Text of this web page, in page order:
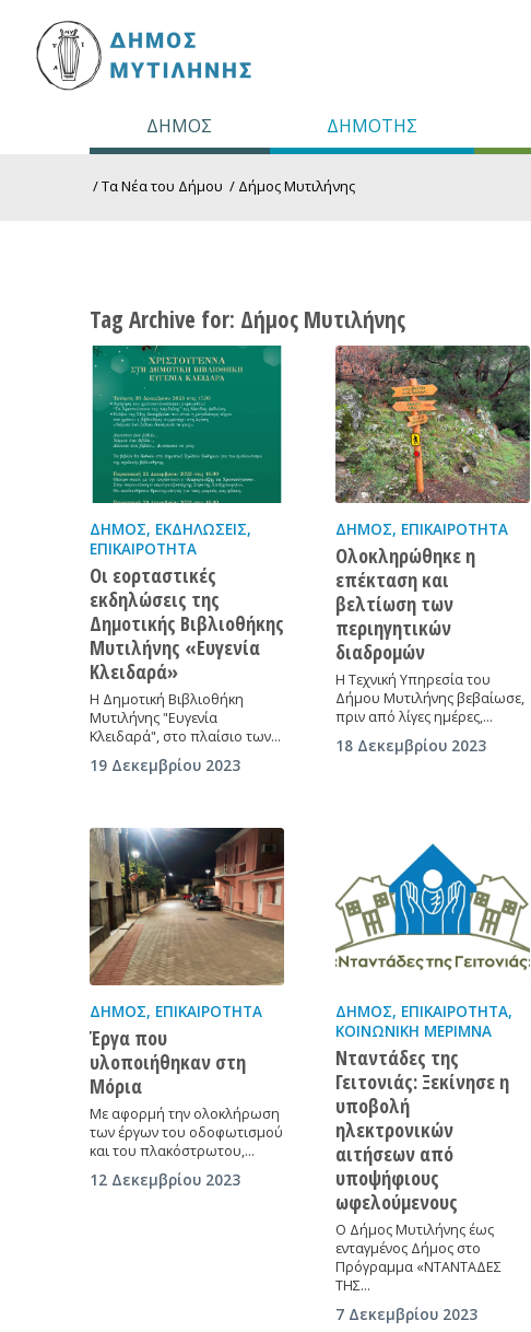
ΔΗΜΟΣ ΔΗΜΟΤΗΣ
/Τα Νέα του Δήμου / Δήμος Μυτιλήνης
Tag Archive for: Δήμος Μυτιλήνης
ΔΉΜΟΣ, ΕΚΔΗΛΏΣΕΙΣ,
ΕΠΙΚΑΙΡΌΤΗΤΑ
Οι εορταστικές
εκδηλώσεις της
Δημοτικής Βιβλιοθήκης
Μυτιλήνης «Ευγενία
Κλειδαρά»
Η Δημοτική Βιβλιοθήκη
Μυτιλήνης "Ευγενία
Κλειδαρά", στο πλαίσιο των…
19 Δεκεμβρίου 2023
ΔΉΜΟΣ, ΕΠΙΚΑΙΡΌΤΗΤΑ
Ολοκληρώθηκε η
επέκταση και
βελτίωση των
περιηγητικών
διαδρομών
Η Τεχνική Υπηρεσία του
Δήμου Μυτιλήνης βεβαίωσε,
πριν από λίγες ημέρες,…
18 Δεκεμβρίου 2023
ΔΉΜΟΣ, ΕΠΙΚΑΙΡΌΤΗΤΑ
Έργα που
υλοποιήθηκαν στη
Μόρια
Με αφορμή την ολοκλήρωση
των έργων του οδοφωτισμού
και του πλακόστρωτου,…
12 Δεκεμβρίου 2023
ΔΉΜΟΣ, ΕΠΙΚΑΙΡΌΤΗΤΑ,
ΚΟΙΝΩΝΙΚΉ ΜΈΡΙΜΝΑ
Νταντάδες της
Γειτονιάς: Ξεκίνησε η
υποβολή
ηλεκτρονικών
αιτήσεων από
υποψήφιους
ωφελούμενους
Ο Δήμος Μυτιλήνης έως
ενταγμένος Δήμος στο
Πρόγραμμα «ΝΤΑΝΤΑΔΕΣ
ΤΗΣ…
7 Δεκεμβρίου 2023